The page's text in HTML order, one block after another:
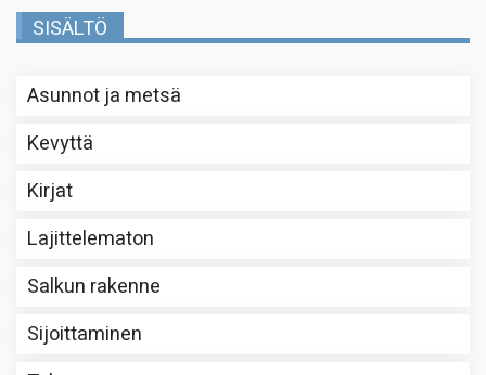
SISÄLTÖ
Asunnot ja metsä
Kevyttä
Kirjat
Lajittelematon
Salkun rakenne
Sijoittaminen